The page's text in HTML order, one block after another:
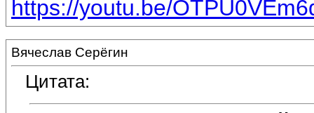
https://youtu.be/
Вячеслав Серёгин
Цитата: